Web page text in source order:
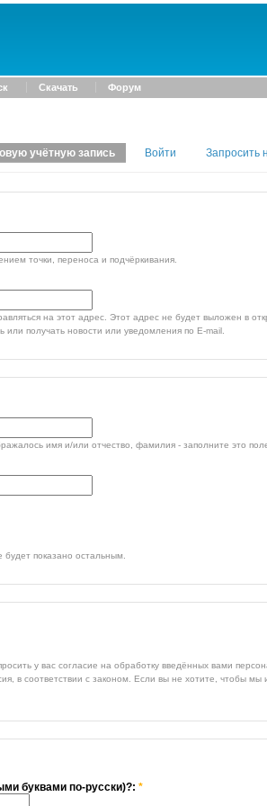
Скачать Форум
учётную запись Войти Запросить
точки, переноса и подчёркивания.
доступ и
или получать новости или уведомления по E-mail.
имя и/или отчество, фамилия - заполните это
показано остальным.
у вас согласие на обработку введённых вами
в соответствии с законом. Если вы не хотите, чтобы мы
буквами по-русски)?: *